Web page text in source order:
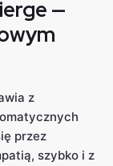
—
z
przez
szybko i z